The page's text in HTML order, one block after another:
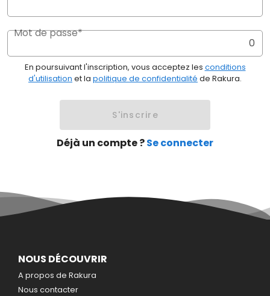
Mot de passe*
0
En poursuivant l'inscription, vous acceptez les conditions
d'utilisation et la politique de confidentialité de Rakura.
S'inscrire
Déjà un compte ?Se connecter
NOUS DÉCOUVRIR
A propos de Rakura
Nous contacter